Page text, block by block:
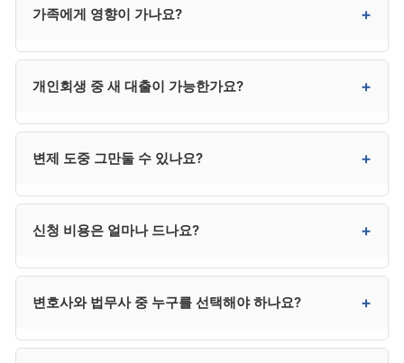
압류가 진행 중이었다면 회사가 이미 인지하고 있을 수
통해 인지될 수 있습니다.
가족에게 영향이 가나요? +
자녀의 채무에는 영향이 없습니다. 다만 가족이 본인
남습니다.
개인회생 중 새 대출이 가능한가요? +
필요합니다. 무허가 신규 채무는 변제계획 위반이 되어
변제 도중 그만둘 수 있나요? +
회수되지 않으며, 채권자 추심이 재개됩니다. 사정
검토하시는 것이 안전합니다.
신청 비용은 얼마나 드나요? +
원으로 총 320만~430만 원 수준입니다. 법무사는 다소
분납이 가능한 사무소가 대부분입니다.
변호사와 법무사 중 누구를 선택해야 하나요? +